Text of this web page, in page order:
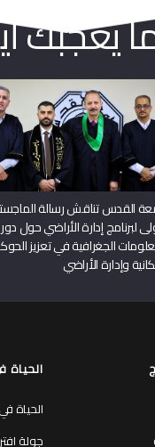
يعجبك
القدس تناقش رسالة
لبرنامج إدارة الأراضي حول
الجغرافية في تعزيز
وإدارة الأراضي
الحياة
جولة